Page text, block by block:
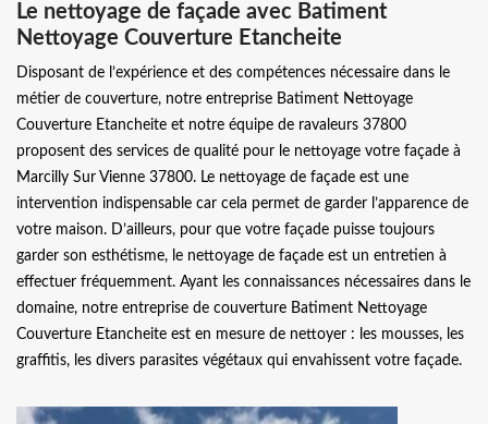
Le nettoyage de façade avec Batiment
Nettoyage Couverture Etancheite
Disposant de l’expérience et des compétences nécessaire dans le
métier de couverture, notre entreprise Batiment Nettoyage
Couverture Etancheite et notre équipe de ravaleurs 37800
proposent des services de qualité pour le nettoyage votre façade à
Marcilly Sur Vienne 37800. Le nettoyage de façade est une
intervention indispensable car cela permet de garder l’apparence de
votre maison. D’ailleurs, pour que votre façade puisse toujours
garder son esthétisme, le nettoyage de façade est un entretien à
effectuer fréquemment. Ayant les connaissances nécessaires dans le
domaine, notre entreprise de couverture Batiment Nettoyage
Couverture Etancheite est en mesure de nettoyer : les mousses, les
graffitis, les divers parasites végétaux qui envahissent votre façade.